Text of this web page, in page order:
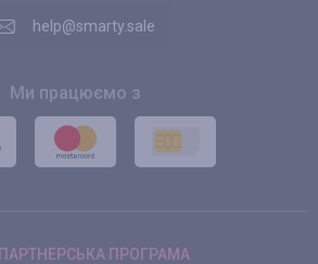
help@smarty.sale
Ми працюємо з
ПАРТНЕРСЬКА ПРОГРАМА